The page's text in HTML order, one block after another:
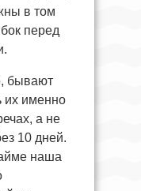
в том
перед
бывают
их именно
а не
10 дней.
наша